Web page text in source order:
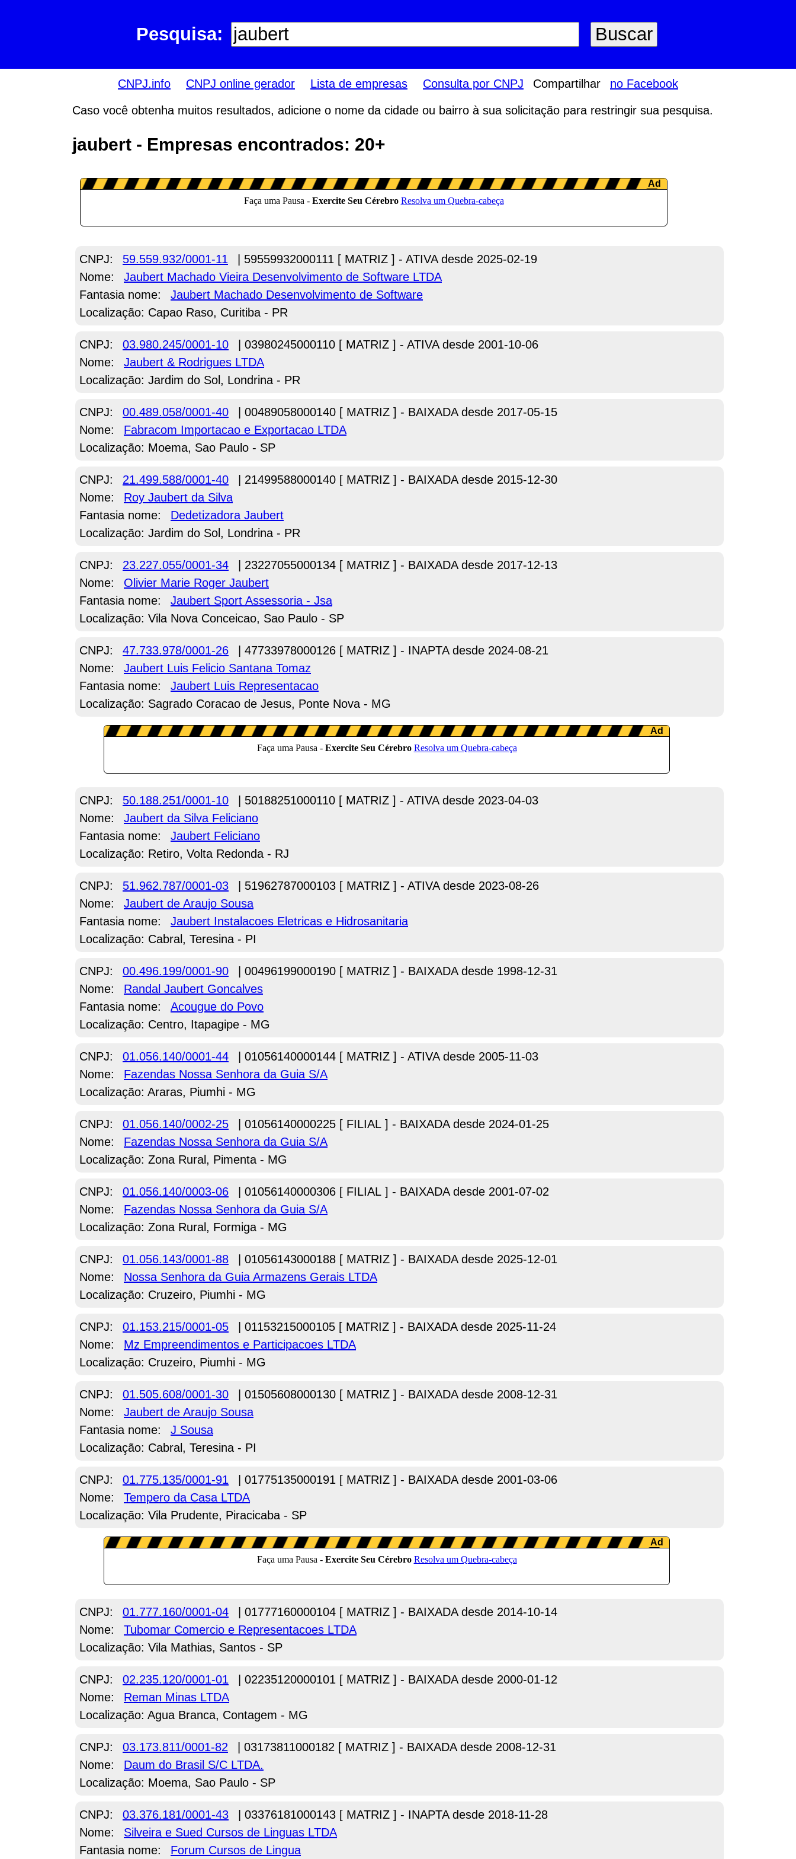
Pesquisa:
CNPJ.info CNPJ online gerador Lista de empresas Consulta por CNPJ Compartilhar no Facebook
Caso você obtenha muitos resultados, adicione o nome da cidade ou bairro à sua solicitação para restringir sua pesquisa.
jaubert - Empresas encontrados: 20+
CNPJ: 59.559.932/0001-11
| 59559932000111 [ MATRIZ ] - ATIVA desde 2025-02-19
Nome:
Jaubert Machado Vieira Desenvolvimento de Software LTDA
Fantasia nome:
Jaubert Machado Desenvolvimento de Software
Localização: Capao Raso, Curitiba - PR
CNPJ: 03.980.245/0001-10
| 03980245000110 [ MATRIZ ] - ATIVA desde 2001-10-06
Nome:
Jaubert & Rodrigues LTDA
Localização: Jardim do Sol, Londrina - PR
CNPJ: 00.489.058/0001-40
| 00489058000140 [ MATRIZ ] - BAIXADA desde 2017-05-15
Nome:
Fabracom Importacao e Exportacao LTDA
Localização: Moema, Sao Paulo - SP
CNPJ: 21.499.588/0001-40
| 21499588000140 [ MATRIZ ] - BAIXADA desde 2015-12-30
Nome:
Roy Jaubert da Silva
Fantasia nome:
Dedetizadora Jaubert
Localização: Jardim do Sol, Londrina - PR
CNPJ: 23.227.055/0001-34
| 23227055000134 [ MATRIZ ] - BAIXADA desde 2017-12-13
Nome:
Olivier Marie Roger Jaubert
Fantasia nome:
Jaubert Sport Assessoria - Jsa
Localização: Vila Nova Conceicao, Sao Paulo - SP
CNPJ: 47.733.978/0001-26
| 47733978000126 [ MATRIZ ] - INAPTA desde 2024-08-21
Nome:
Jaubert Luis Felicio Santana Tomaz
Fantasia nome:
Jaubert Luis Representacao
Localização: Sagrado Coracao de Jesus, Ponte Nova - MG
CNPJ: 50.188.251/0001-10
| 50188251000110 [ MATRIZ ] - ATIVA desde 2023-04-03
Nome:
Jaubert da Silva Feliciano
Fantasia nome:
Jaubert Feliciano
Localização: Retiro, Volta Redonda - RJ
CNPJ: 51.962.787/0001-03
| 51962787000103 [ MATRIZ ] - ATIVA desde 2023-08-26
Nome:
Jaubert de Araujo Sousa
Fantasia nome:
Jaubert Instalacoes Eletricas e Hidrosanitaria
Localização: Cabral, Teresina - PI
CNPJ: 00.496.199/0001-90
| 00496199000190 [ MATRIZ ] - BAIXADA desde 1998-12-31
Nome:
Randal Jaubert Goncalves
Fantasia nome:
Acougue do Povo
Localização: Centro, Itapagipe - MG
CNPJ: 01.056.140/0001-44
| 01056140000144 [ MATRIZ ] - ATIVA desde 2005-11-03
Nome:
Fazendas Nossa Senhora da Guia S/A
Localização: Araras, Piumhi - MG
CNPJ: 01.056.140/0002-25
| 01056140000225 [ FILIAL ] - BAIXADA desde 2024-01-25
Nome:
Fazendas Nossa Senhora da Guia S/A
Localização: Zona Rural, Pimenta - MG
CNPJ: 01.056.140/0003-06
| 01056140000306 [ FILIAL ] - BAIXADA desde 2001-07-02
Nome:
Fazendas Nossa Senhora da Guia S/A
Localização: Zona Rural, Formiga - MG
CNPJ: 01.056.143/0001-88
| 01056143000188 [ MATRIZ ] - BAIXADA desde 2025-12-01
Nome:
Nossa Senhora da Guia Armazens Gerais LTDA
Localização: Cruzeiro, Piumhi - MG
CNPJ: 01.153.215/0001-05
| 01153215000105 [ MATRIZ ] - BAIXADA desde 2025-11-24
Nome:
Mz Empreendimentos e Participacoes LTDA
Localização: Cruzeiro, Piumhi - MG
CNPJ: 01.505.608/0001-30
| 01505608000130 [ MATRIZ ] - BAIXADA desde 2008-12-31
Nome:
Jaubert de Araujo Sousa
Fantasia nome:
J Sousa
Localização: Cabral, Teresina - PI
CNPJ: 01.775.135/0001-91
| 01775135000191 [ MATRIZ ] - BAIXADA desde 2001-03-06
Nome:
Tempero da Casa LTDA
Localização: Vila Prudente, Piracicaba - SP
CNPJ: 01.777.160/0001-04
| 01777160000104 [ MATRIZ ] - BAIXADA desde 2014-10-14
Nome:
Tubomar Comercio e Representacoes LTDA
Localização: Vila Mathias, Santos - SP
CNPJ: 02.235.120/0001-01
| 02235120000101 [ MATRIZ ] - BAIXADA desde 2000-01-12
Nome:
Reman Minas LTDA
Localização: Agua Branca, Contagem - MG
CNPJ: 03.173.811/0001-82
| 03173811000182 [ MATRIZ ] - BAIXADA desde 2008-12-31
Nome:
Daum do Brasil S/C LTDA.
Localização: Moema, Sao Paulo - SP
CNPJ: 03.376.181/0001-43
| 03376181000143 [ MATRIZ ] - INAPTA desde 2018-11-28
Nome:
Silveira e Sued Cursos de Linguas LTDA
Fantasia nome:
Forum Cursos de Lingua